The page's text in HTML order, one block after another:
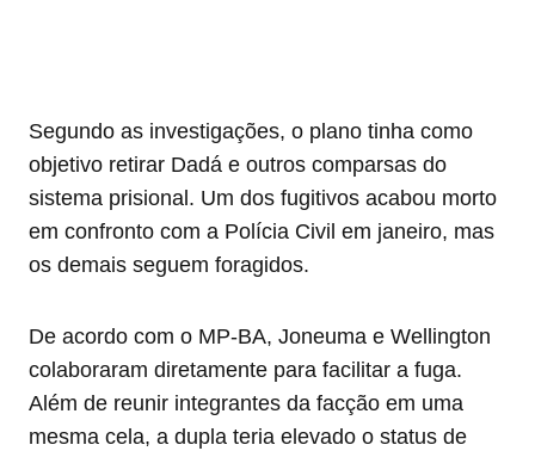
Segundo as investigações, o plano tinha como
objetivo retirar Dadá e outros comparsas do
sistema prisional. Um dos fugitivos acabou morto
em confronto com a Polícia Civil em janeiro, mas
os demais seguem foragidos.
De acordo com o MP-BA, Joneuma e Wellington
colaboraram diretamente para facilitar a fuga.
Além de reunir integrantes da facção em uma
mesma cela, a dupla teria elevado o status de